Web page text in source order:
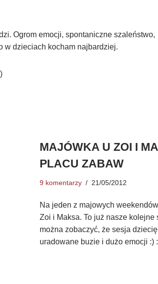
Ogrom emocji, spontaniczne szaleństwo,
w dzieciach kocham najbardziej.
MAJÓWKA U ZOI I
PLACU ZABAW
9 komentarzy 21/05/2012
Na jeden z majowych
Zoi i Maksa. To już nasze
można zobaczyć, że sesja
uradowane buzie i dużo emocji :)